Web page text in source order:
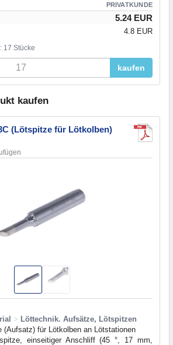
PRIVATKUNDE
5.24 EUR
4.8 EUR
17 Stücke
kaufen
kaufen
(Lötspitze für Lötkolben)
> Löttechnik. Aufsätze, Lötspitzen
(Aufsatz) für Lötkolben an Lötstationen
einseitiger Anschliff (45 °, 17 mm,